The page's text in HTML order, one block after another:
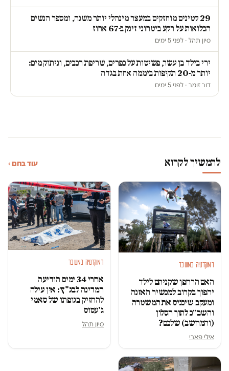
29 קטינים מוחזקים במעצר מינהלי יותר משנה, ומספר הנשים
הכלואות על רקע ביטחוני זינק ב-67 אחוז
סיון תהל · לפני 5 ימים
ירי בילד בן עשר, פשיטות על כפרים, שריפת רכבים, וניתוק מים:
יותר מ-20 תקיפות ביממה אחת בגדה
דור זומר · לפני 5 ימים
להמשיך לקרוא עוד בחם ›
דמוקרטיה במשבר
האם הרחפן שקניתם לילד
יהפוך בקרוב למכשיר האזנה
ומעקב שיכניס את המשטרה
והשב״כ לתוך הסלון
(והמחשב) שלכם?
אילי פארי
דמוקרטיה במשבר
אחרי 34 ימים הודיעה
המדינה לבג"ץ: אין עילה
להחזיק בגופתו של סאמי
ג'עסוס
סיון תהל